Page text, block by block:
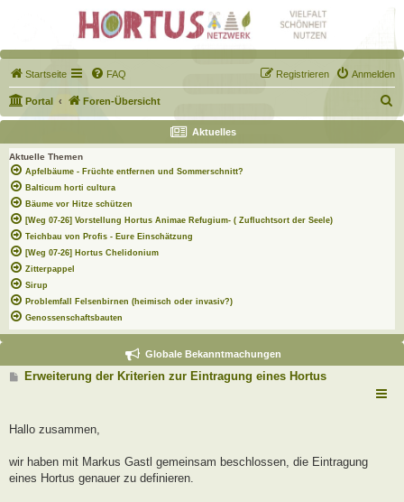
Startseite FAQ Anmelden
Registrieren
Portal Foren-Übersicht
u
c
Aktuelles
Aktuelle Themen
Apfelbäume - Früchte entfernen und Sommerschnitt?
Balticum horti cultura
Bäume vor Hitze schützen
[Weg 07-26] Vorstellung Hortus Animae Refugium- ( Zufluchtsort der Seele)
Teichbau von Profis - Eure Einschätzung
[Weg 07-26] Hortus Chelidonium
Zitterpappel
Sirup
Problemfall Felsenbirnen (heimisch oder invasiv?)
Genossenschaftsbauten
Globale Bekanntmachungen
B
r
Erweiterung der Kriterien zur Eintragung eines Hortus
Hallo zusammen,
wir haben mit Markus Gastl gemeinsam beschlossen, die Eintragung
eines Hortus genauer zu definieren.